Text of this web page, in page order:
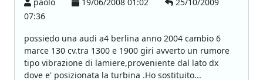
07:36
possiedo una audi a4 berlina anno 2004 cambio 6
marce 130 cv.tra 1300 e 1900 giri avverto un rumore
tipo vibrazione di lamiere,proveniente dal lato dx
dove e' posizionata la turbina .Ho sostituito...